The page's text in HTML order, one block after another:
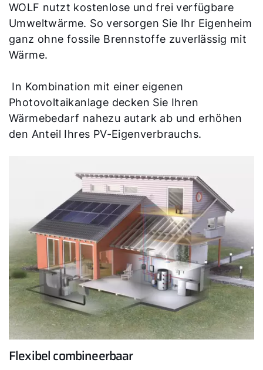
WOLF nutzt kostenlose und frei verfügbare
Umweltwärme. So versorgen Sie Ihr Eigenheim
ganz ohne fossile Brennstoffe zuverlässig mit
Wärme.
In Kombination mit einer eigenen
Photovoltaikanlage decken Sie Ihren
Wärmebedarf nahezu autark ab und erhöhen
den Anteil Ihres PV-Eigenverbrauchs.
Flexibel combineerbaar
Hallo!
Ik ben professional
Adresgegevens
Ook interessant?